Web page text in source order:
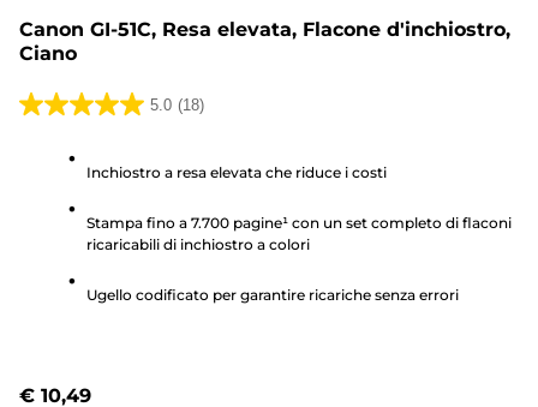
Canon GI-51C, Resa elevata, Flacone d'inchiostro,
Ciano
5.0 (18)
5.0
stelle.
Inchiostro a resa elevata che riduce i costi
Stampa fino a 7.700 pagine¹ con un set completo di flaconi
ricaricabili di inchiostro a colori
Ugello codificato per garantire ricariche senza errori
€ 10,49